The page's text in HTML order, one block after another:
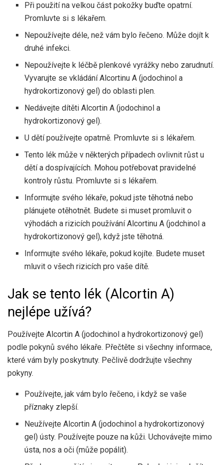
Při použití na velkou část pokožky buďte opatrní.
Promluvte si s lékařem.
Nepoužívejte déle, než vám bylo řečeno. Může dojít k
druhé infekci.
Nepoužívejte k léčbě plenkové vyrážky nebo zarudnutí.
Vyvarujte se vkládání Alcortinu A (jodochinol a
hydrokortizonový gel) do oblasti plen.
Nedávejte dítěti Alcortin A (jodochinol a
hydrokortizonový gel).
U dětí používejte opatrně. Promluvte si s lékařem.
Tento lék může v některých případech ovlivnit růst u
dětí a dospívajících. Mohou potřebovat pravidelné
kontroly růstu. Promluvte si s lékařem.
Informujte svého lékaře, pokud jste těhotná nebo
plánujete otěhotnět. Budete si muset promluvit o
výhodách a rizicích používání Alcortinu A (jodchinol a
hydrokortizonový gel), když jste těhotná.
Informujte svého lékaře, pokud kojíte. Budete muset
mluvit o všech rizicích pro vaše dítě.
Jak se tento lék (Alcortin A)
nejlépe užívá?
Používejte Alcortin A (jodochinol a hydrokortizonový gel)
podle pokynů svého lékaře. Přečtěte si všechny informace,
které vám byly poskytnuty. Pečlivě dodržujte všechny
pokyny.
Používejte, jak vám bylo řečeno, i když se vaše
příznaky zlepší.
Neužívejte Alcortin A (jodochinol a hydrokortizonový
gel) ústy. Používejte pouze na kůži. Uchovávejte mimo
ústa, nos a oči (může popálit).